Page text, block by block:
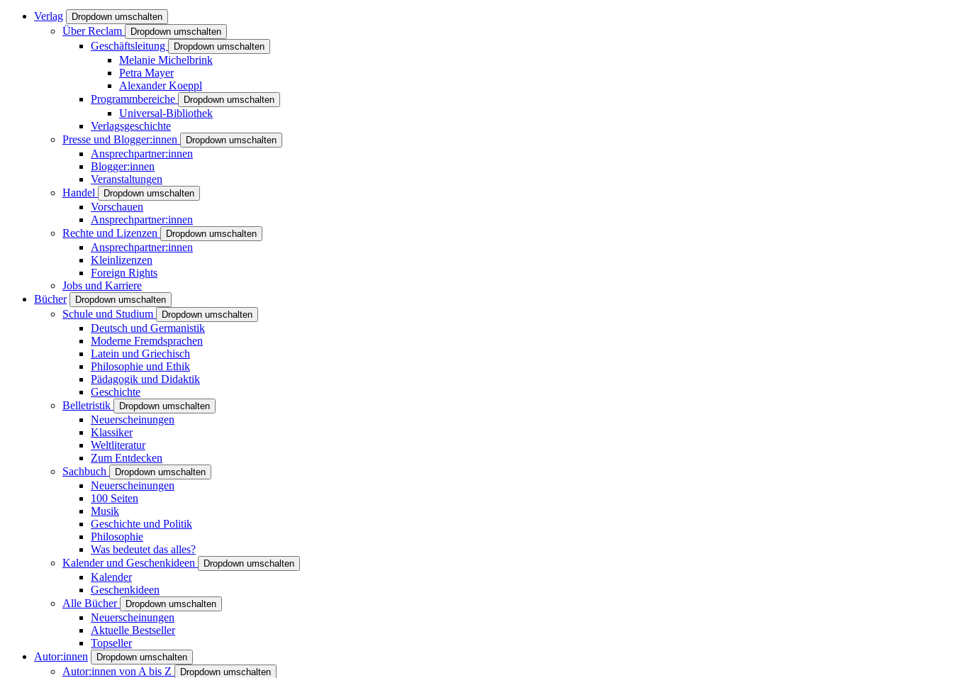
Verlag Dropdown umschalten
Über Reclam Dropdown umschalten
Geschäftsleitung Dropdown umschalten
Melanie Michelbrink
Petra Mayer
Alexander Koeppl
Programmbereiche
Dropdown umschalten
Universal-Bibliothek
Verlagsgeschichte
Presse und Blogger:innen
Dropdown umschalten
Ansprechpartner:innen
Blogger:innen
Veranstaltungen
Handel
Dropdown umschalten
Vorschauen
Ansprechpartner:innen
Rechte und Lizenzen
Dropdown umschalten
Ansprechpartner:innen
Kleinlizenzen
Foreign Rights
Jobs und Karriere
Bücher
Dropdown umschalten
Schule und Studium Dropdown umschalten
Deutsch und Germanistik
Moderne Fremdsprachen
Latein und Griechisch
Philosophie und Ethik
Pädagogik und Didaktik
Geschichte
Belletristik
Dropdown umschalten
Neuerscheinungen
Klassiker
Weltliteratur
Zum Entdecken
Sachbuch
Dropdown umschalten
Neuerscheinungen
100 Seiten
Musik
Geschichte und Politik
Philosophie
Was bedeutet das alles?
Kalender und Geschenkideen
Dropdown umschalten
Kalender
Geschenkideen
Alle Bücher
Dropdown umschalten
Neuerscheinungen
Aktuelle Bestseller
Topseller
Autor:innen
Dropdown umschalten
Autor:innen von A bis Z Dropdown umschalten